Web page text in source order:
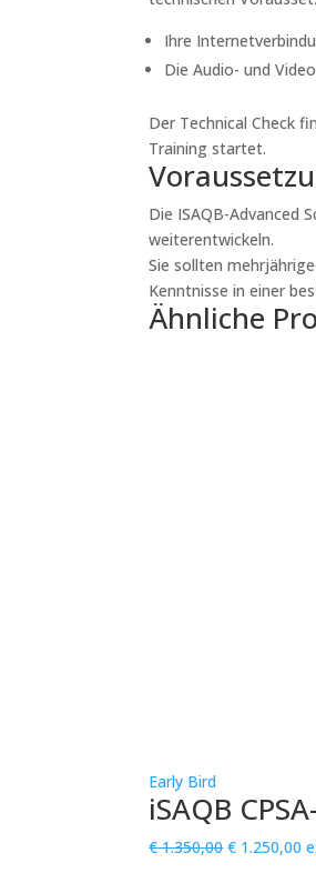
Ihre
Die Audio- und
Der Technical Check
Training startet.
Die ISAQB-Advanced
weiterentwickeln.
Sie sollten
Kenntnisse in einer
Ähnliche
Early Bird
iSAQB
€1.350,00 € 1.250,00